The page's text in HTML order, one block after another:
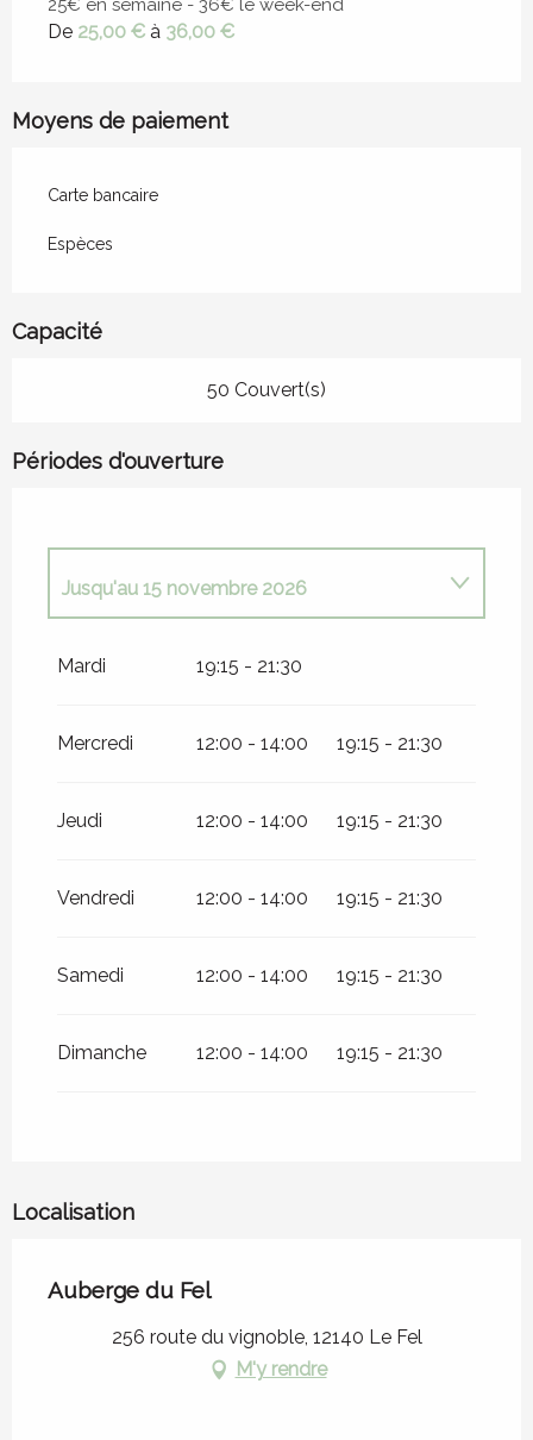
25€ en semaine - 36€ le week-end
De 25,00 € à 36,00 €
Moyens de paiement
Carte bancaire
Espèces
Capacité
50 Couvert(s)
Périodes d'ouverture
Jusqu'au 15 novembre 2026
Du16 novembre 2026au3 janvier 2027
Mardi 19:15 - 21:30
Mercredi 12:00 - 14:00 19:15 - 21:30
Jeudi 12:00 - 14:00 19:15 - 21:30
Vendredi 12:00 - 14:00 19:15 - 21:30
Samedi 12:00 - 14:00 19:15 - 21:30
Dimanche 12:00 - 14:00 19:15 - 21:30
Localisation
Auberge du Fel
256 route du vignoble, 12140 Le Fel
M'y rendre